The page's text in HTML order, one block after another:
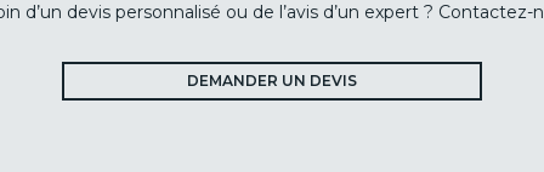
d’un devis personnalisé ou de l’avis d’un expert ? Contactez-
DEMANDER UN DEVIS